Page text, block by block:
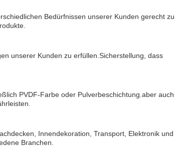
Bedürfnissen unserer Kunden gerecht zu
unserer Kunden zu erfüllen.Sicherstellung, dass
PVDF-Farbe oder Pulverbeschichtung.aber auch
Innendekoration, Transport, Elektronik und
Branchen.